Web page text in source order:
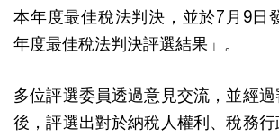
本年度最佳稅法判決，並於7月9日
年度最佳稅法判決評選結果」。
多位評選委員透過意見交流，並經
後，評選出對於納稅人權利、稅務